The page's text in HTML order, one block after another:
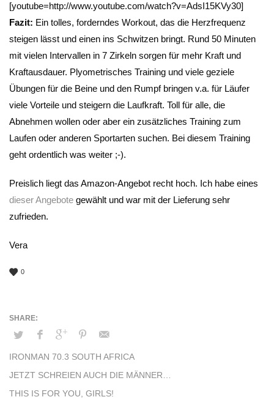
[youtube=http://www.youtube.com/watch?v=AdsI15KVy30]
Fazit: Ein tolles, forderndes Workout, das die Herzfrequenz
steigen lässt und einen ins Schwitzen bringt. Rund 50 Minuten
mit vielen Intervallen in 7 Zirkeln sorgen für mehr Kraft und
Kraftausdauer. Plyometrisches Training und viele geziele
Übungen für die Beine und den Rumpf bringen v.a. für Läufer
viele Vorteile und steigern die Laufkraft. Toll für alle, die
Abnehmen wollen oder aber ein zusätzliches Training zum
Laufen oder anderen Sportarten suchen. Bei diesem Training
geht ordentlich was weiter ;-).
Preislich liegt das Amazon-Angebot recht hoch. Ich habe eines
dieser Angebote gewählt und war mit der Lieferung sehr
zufrieden.
Vera
0
IRONMAN 70.3 SOUTH AFRICA
JETZT SCHREIEN AUCH DIE MÄNNER…
THIS IS FOR YOU, GIRLS!